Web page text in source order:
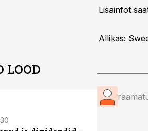
Lisainfot
Allikas:
LOOD